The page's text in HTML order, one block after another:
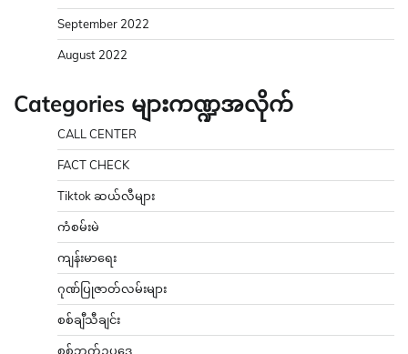
September 2022
August 2022
Categories များကဏ္ဍအလိုက်
CALL CENTER
FACT CHECK
Tiktok ဆယ်လီများ
ကံစမ်းမဲ
ကျန်းမာရေး
ဂုဏ်ပြုဇာတ်လမ်းများ
စစ်ချီသီချင်း
စစ်ဘက်ဥပဒေ